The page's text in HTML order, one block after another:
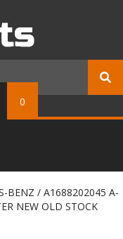
0
BENZ / A1688202045 A-
NEW OLD STOCK